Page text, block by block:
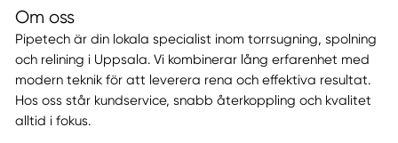
Om oss
Pipetech är din lokala specialist inom torrsugning, spolning
och relining i Uppsala. Vi kombinerar lång erfarenhet med
modern teknik för att leverera rena och effektiva resultat.
Hos oss står kundservice, snabb återkoppling och kvalitet
alltid i fokus.